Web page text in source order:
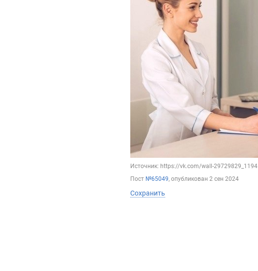
Источник: https://vk.com/wall-29729829_1194
Пост №65049, опубликован 2 сен 2024
Сохранить